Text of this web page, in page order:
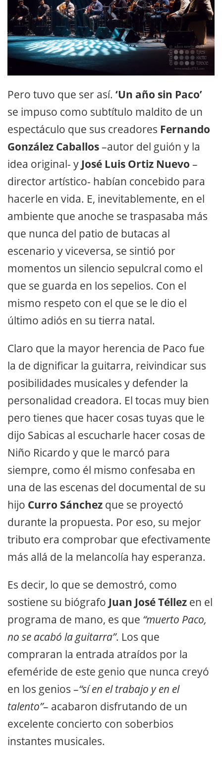
Pero tuvo que ser así. ‘Un año sin Paco’
se impuso como subtítulo maldito de un
espectáculo que sus creadores Fernando
González Caballos–autor del guión y la
idea original- y José Luis Ortiz Nuevo –
director artístico- habían concebido para
hacerle en vida. E, inevitablemente, en el
ambiente que anoche se traspasaba más
que nunca del patio de butacas al
escenario y viceversa, se sintió por
momentos un silencio sepulcral como el
que se guarda en los sepelios. Con el
mismo respeto con el que se le dio el
último adiós en su tierra natal.
Claro que la mayor herencia de Paco fue
la de dignificar la guitarra, reivindicar sus
posibilidades musicales y defender la
personalidad creadora. El tocas muy bien
pero tienes que hacer cosas tuyas que le
dijo Sabicas al escucharle hacer cosas de
Niño Ricardo y que le marcó para
siempre, como él mismo confesaba en
una de las escenas del documental de su
hijo Curro Sánchez que se proyectó
durante la propuesta. Por eso, su mejor
tributo era comprobar que efectivamente
más allá de la melancolía hay esperanza.
Es decir, lo que se demostró, como
sostiene su biógrafo Juan José Téllez en el
programa de mano, es que “muerto Paco,
no se acabó la guitarra”. Los que
compraran la entrada atraídos por la
efeméride de este genio que nunca creyó
en los genios –“sí en el trabajo y en el
talento”– acabaron disfrutando de un
excelente concierto con soberbios
instantes musicales.